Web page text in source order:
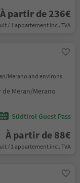
À partir de 236€
/ 1 appartement incl. TVA
Merano and environs
de Meran/Merano
Südtirol Guest Pass
À partir de 88€
/ 1 appartement incl. TVA